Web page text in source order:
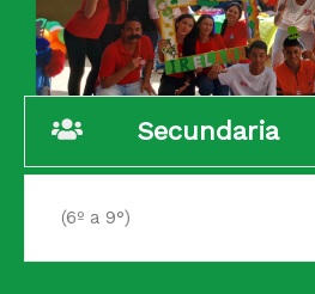
Secundaria
(6º a 9°)